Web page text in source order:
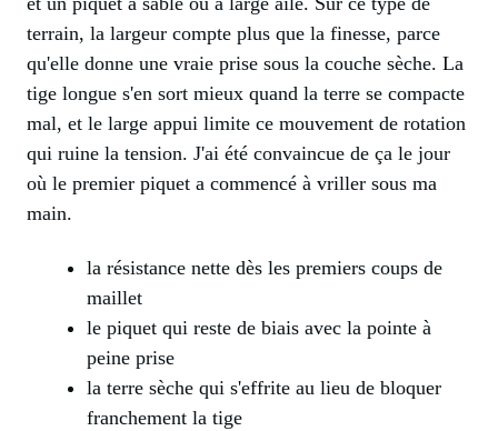
terrain, la largeur compte plus que la finesse, parce
qu'elle donne une vraie prise sous la couche sèche. La
tige longue s'en sort mieux quand la terre se compacte
mal, et le large appui limite ce mouvement de rotation
qui ruine la tension. J'ai été convaincue de ça le jour
où le premier piquet a commencé à vriller sous ma
main.
la résistance nette dès les premiers coups de
maillet
le piquet qui reste de biais avec la pointe à
peine prise
la terre sèche qui s'effrite au lieu de bloquer
franchement la tige